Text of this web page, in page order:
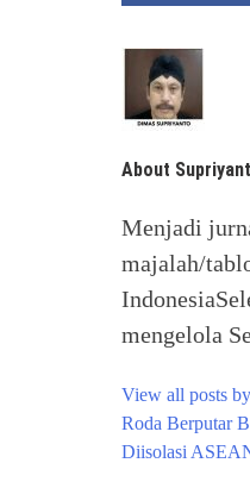
About
Menjadi
majalah/
mengelola
View all posts
Post
navigation
Roda Berputar
Diisolasi